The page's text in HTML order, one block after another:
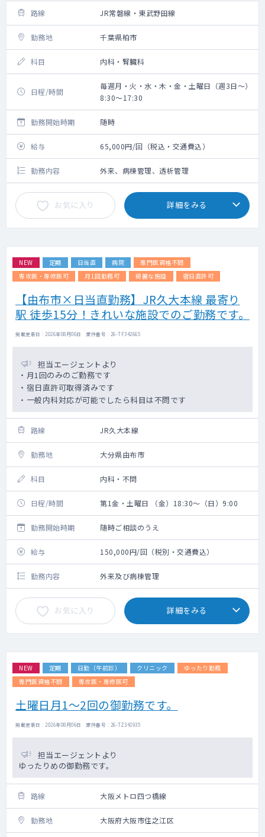
路線 JR常磐線・東武野田線
勤務地 千葉県柏市
科目 内科・腎臓科
日程/時間
毎週月・火・水・木・金・土曜日（週3日～）
8:30～17:30
勤務開始時期 随時
給与 65,000円/回（税込・交通費込）
勤務内容 外来、病棟管理、透析管理
お気に入り 詳細をみる
NEW 定期 日当直 病院
専門医資格不問
専攻医・専修医可
月1回勤務可 綺麗な施設 宿日直許可
【由布市×日当直勤務】JR久大本線 最寄り
駅 徒歩15分！きれいな施設でのご勤務です。
掲載更新日 : 2026年08月06日 案件番号 : 26-TF342665
担当エージェントより
・月1回のみのご勤務です
・宿日直許可取得済みです
・一般内科対応が可能でしたら科目は不問です
路線 JR久大本線
勤務地 大分県由布市
科目 内科・不問
日程/時間 第1金・土曜日 （金）18:30～（日）9:00
勤務開始時期 随時ご相談のうえ
給与 150,000円/回（税別・交通費込）
勤務内容 外来及び病棟管理
お気に入り 詳細をみる
NEW 定期 日勤（午前診） クリニック
ゆったり勤務
専門医資格不問
専攻医・専修医可
土曜日月1～2回の御勤務です。
掲載更新日 : 2026年08月06日 案件番号 : 26-TZ341935
担当エージェントより
ゆったりめの御勤務です。
路線 大阪メトロ四つ橋線
勤務地 大阪府大阪市住之江区